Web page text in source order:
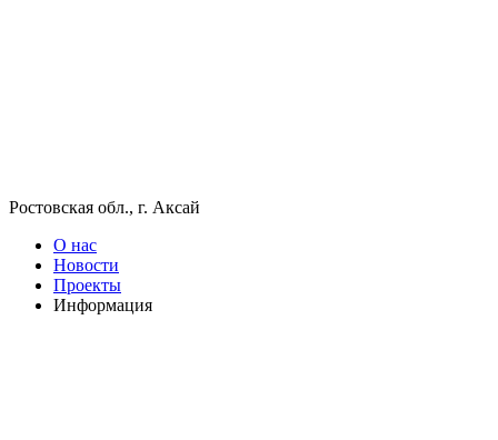
Ростовская обл., г. Аксай
О нас
Новости
Проекты
Информация